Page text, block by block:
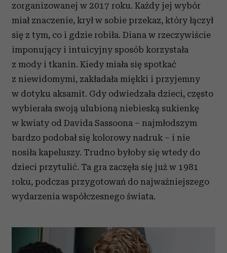
zorganizowanej w 2017 roku. Każdy jej wybór
miał znaczenie, krył w sobie przekaz, który łączył
się z tym, co i gdzie robiła. Diana w rzeczywiście
imponujący i intuicyjny sposób korzystała
z mody i tkanin. Kiedy miała się spotkać
z niewidomymi, zakładała miękki i przyjemny
w dotyku aksamit. Gdy odwiedzała dzieci, często
wybierała swoją ulubioną niebieską sukienkę
w kwiaty od Davida Sassoona – najmłodszym
bardzo podobał się kolorowy nadruk – i nie
nosiła kapeluszy. Trudno byłoby się wtedy do
dzieci przytulić. Ta gra zaczęła się już w 1981
roku, podczas przygotowań do najważniejszego
wydarzenia współczesnego świata.